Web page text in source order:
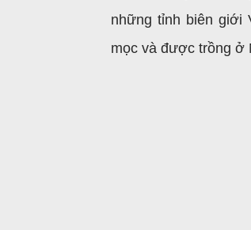
những tỉnh biên giới
mọc và được trồng ở